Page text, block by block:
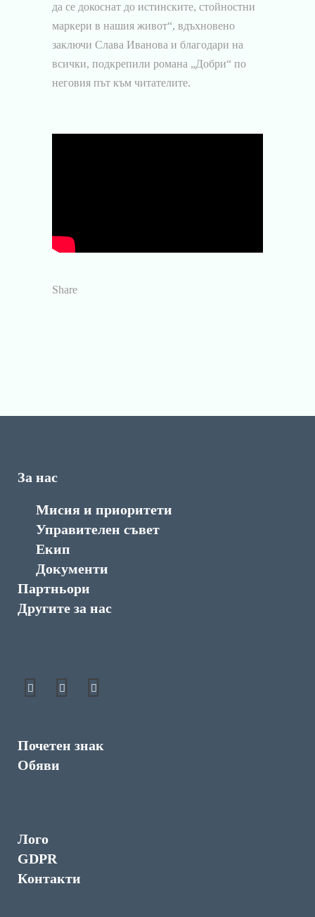
да се докоснат до истинските, стойностни
маркери в нашия живот“, вдъхновено
заключи Слава Иванова и благодари на
всички, подкрепили романа „Добри“ по
неговия път към читателите.
Share
За нас
Мисия и приоритети
Управителен съвет
Екип
Документи
Партньори
Другите за нас
Почетен знак
Обяви
Лого
GDPR
Контакти